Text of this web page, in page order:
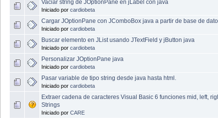
Vaciar string de JOptionPane en jLabel con java
Iniciado por cardiobeta
Cargar JOptionPane con JComboBox java a partir de base de
Iniciado por cardiobeta
Buscar elemento en JList usando JTextField y jButton java
Iniciado por cardiobeta
Personalizar JOptionPane java
Iniciado por cardiobeta
Pasar variable de tipo string desde java hasta html.
Iniciado por cardiobeta
Extraer cadena de caracteres Visual Basic 6 funciones mid, left,
Strings
Iniciado por CARE